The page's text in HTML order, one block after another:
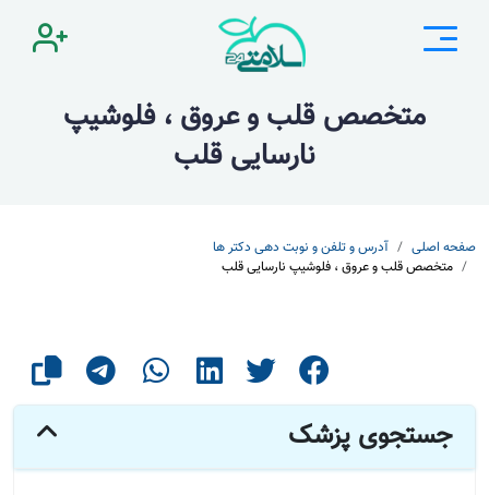
متخصص قلب و عروق ، فلوشیپ
نارسایی قلب
صفحه اصلی
آدرس و تلفن و نوبت دهی دکتر ها
متخصص قلب و عروق ، فلوشیپ نارسایی قلب
جستجوی پزشک